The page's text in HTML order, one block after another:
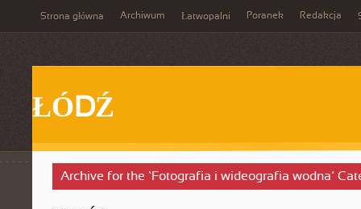
Strona główna Archiwum Łatwopalni Poranek Redakcja
ŁÓDŹ
Archive for the ‘Fotografia i wideografia wodna’